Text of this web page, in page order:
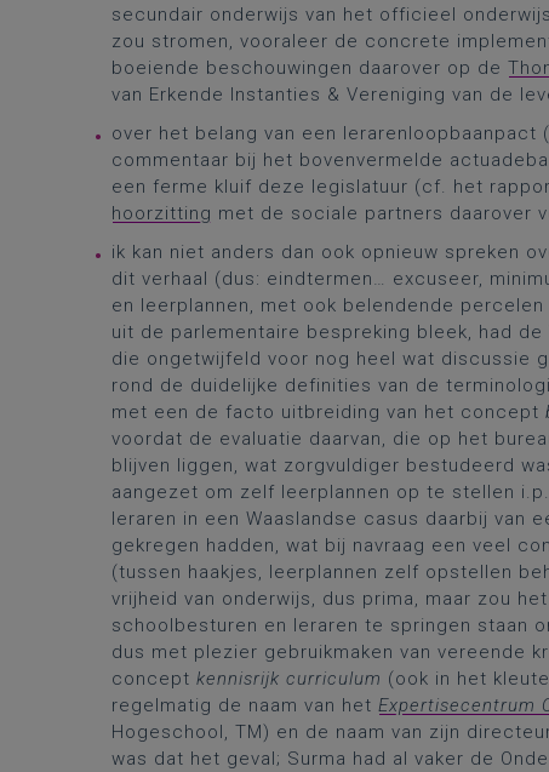
secundair onderwijs van het officieel
zou stromen, vooraleer de concrete
boeiende beschouwingen daarover op de
van Erkende Instanties & Vereniging van de
over het belang van een
commentaar bij het bovenvermelde
een ferme kluif deze legislatuur (cf. het
hoorzitting met de sociale partners daarover
ik kan niet anders dan ook opnieuw spreken
dit verhaal (dus: eindtermen… excuseer,
en leerplannen, met ook belendende
uit de parlementaire bespreking bleek, had
die ongetwijfeld voor nog heel wat discussie
rond de duidelijke definities van de
met een de facto uitbreiding van het concept
voordat de evaluatie daarvan, die op het
blijven liggen, wat zorgvuldiger bestudeerd
aangezet om zelf leerplannen op te stellen
leraren in een Waaslandse casus daarbij van
gekregen hadden, wat bij navraag een veel
(tussen haakjes, leerplannen zelf opstellen
vrijheid van onderwijs, dus prima, maar zou
schoolbesturen en leraren te springen staan
dus met plezier gebruikmaken van vereende
concept kennisrijk curriculum (ook in het
regelmatig de naam van het Expertisecentrum
Hogeschool, TM) en de naam van zijn
was dat het geval; Surma had al vaker de